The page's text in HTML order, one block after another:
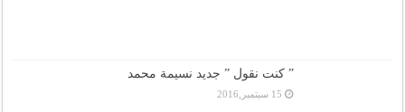
” كنت نقول ” جديد نسيمة محمد
15 سبتمبر,2016